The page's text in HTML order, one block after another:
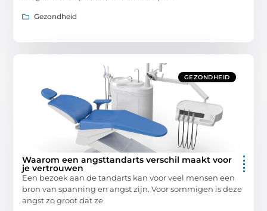
Gezondheid
GEZONDHEID
Waarom een angsttandarts verschil maakt voor
je vertrouwen
Een bezoek aan de tandarts kan voor veel mensen een
bron van spanning en angst zijn. Voor sommigen is deze
angst zo groot dat ze